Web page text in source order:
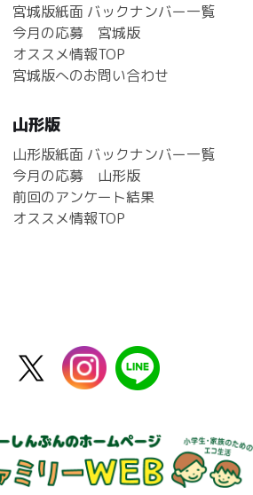
宮城版紙面 バックナンバー一覧
今月の応募 宮城版
オススメ情報TOP
宮城版へのお問い合わせ
山形版
山形版紙面 バックナンバー一覧
今月の応募 山形版
前回のアンケート結果
オススメ情報TOP
instagram